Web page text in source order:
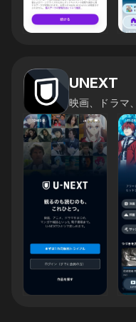
UNEXT